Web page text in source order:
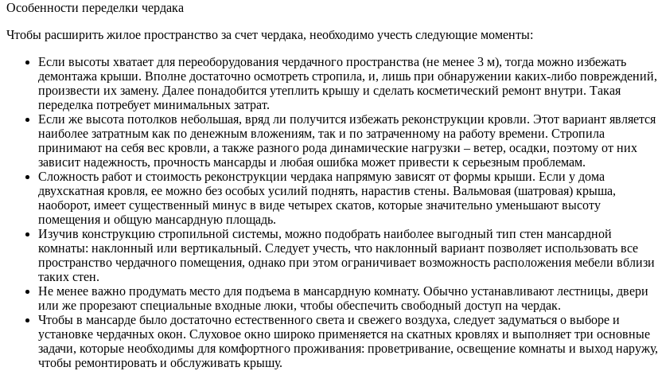
Особенности переделки чердака
Чтобы расширить жилое пространство за счет чердака, необходимо учесть следующие моменты:
Если высоты хватает для переоборудования чердачного пространства (не менее 3 м), тогда можно избежать
демонтажа крыши. Вполне достаточно осмотреть стропила, и, лишь при обнаружении каких-либо повреждений,
произвести их замену. Далее понадобится утеплить крышу и сделать косметический ремонт внутри. Такая
переделка потребует минимальных затрат.
Если же высота потолков небольшая, вряд ли получится избежать реконструкции кровли. Этот вариант является
наиболее затратным как по денежным вложениям, так и по затраченному на работу времени. Стропила
принимают на себя вес кровли, а также разного рода динамические нагрузки – ветер, осадки, поэтому от них
зависит надежность, прочность мансарды и любая ошибка может привести к серьезным проблемам.
Сложность работ и стоимость реконструкции чердака напрямую зависят от формы крыши. Если у дома
двухскатная кровля, ее можно без особых усилий поднять, нарастив стены. Вальмовая (шатровая) крыша,
наоборот, имеет существенный минус в виде четырех скатов, которые значительно уменьшают высоту
помещения и общую мансардную площадь.
Изучив конструкцию стропильной системы, можно подобрать наиболее выгодный тип стен мансардной
комнаты: наклонный или вертикальный. Следует учесть, что наклонный вариант позволяет использовать все
пространство чердачного помещения, однако при этом ограничивает возможность расположения мебели вблизи
таких стен.
Не менее важно продумать место для подъема в мансардную комнату. Обычно устанавливают лестницы, двери
или же прорезают специальные входные люки, чтобы обеспечить свободный доступ на чердак.
Чтобы в мансарде было достаточно естественного света и свежего воздуха, следует задуматься о выборе и
установке чердачных окон. Слуховое окно широко применяется на скатных кровлях и выполняет три основные
задачи, которые необходимы для комфортного проживания: проветривание, освещение комнаты и выход наружу,
чтобы ремонтировать и обслуживать крышу.